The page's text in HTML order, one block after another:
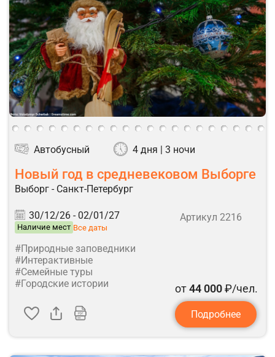
Автобусный 4 дня | 3 ночи
Новый год в средневековом Выборге
Выборг - Санкт-Петербург
30/12/26 - 02/01/27
Наличие мест Все даты
Артикул 2216
#Природные заповедники
#Интерактивные
#Семейные туры
#Городские истории
от44 000₽/чел.
Подробнее